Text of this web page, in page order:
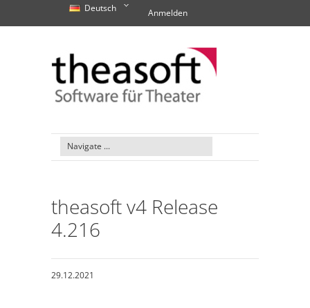
Deutsch Anmelden
theasoft v4 Release
4.216
29.12.2021